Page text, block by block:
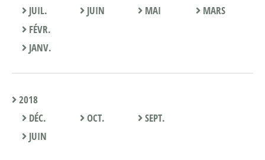
JUIL.
JUIN MAI
MARS
FÉVR.
JANV.
2018
DÉC.
OCT.
SEPT.
JUIN